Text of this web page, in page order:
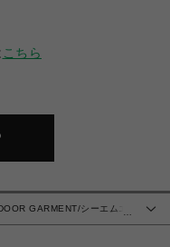
こちら
GARMENT/シーエムエ